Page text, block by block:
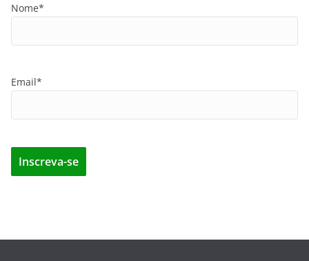
Nome*
Email*